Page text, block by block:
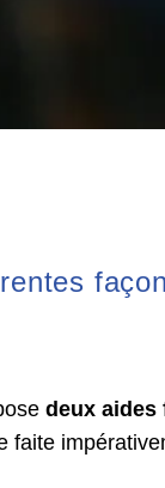
deux aides
faite